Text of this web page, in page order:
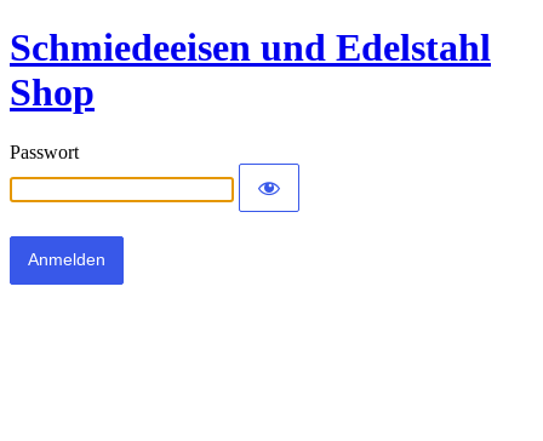
Schmiedeeisen und Edelstahl
Shop
Passwort